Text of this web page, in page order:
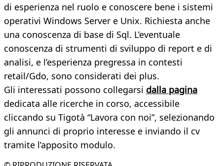
di esperienza nel ruolo e conoscere bene i sistemi
operativi Windows Server e Unix. Richiesta anche
una conoscenza di base di Sql. L’eventuale
conoscenza di strumenti di sviluppo di report e di
analisi, e l’esperienza pregressa in contesti
retail/Gdo, sono considerati dei plus.
Gli interessati possono collegarsi dalla pagina
dedicata alle ricerche in corso, accessibile
cliccando su Tigotà “Lavora con noi”, selezionando
gli annunci di proprio interesse e inviando il cv
tramite l’apposito modulo.